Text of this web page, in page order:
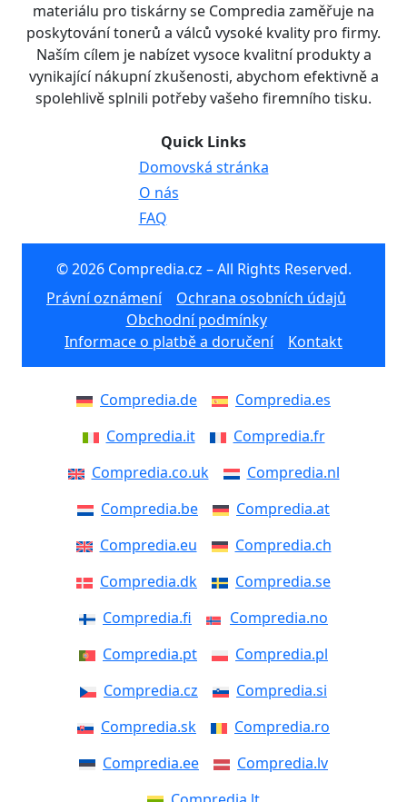
materiálu pro tiskárny se Compredia zaměřuje na
poskytování tonerů a válců vysoké kvality pro firmy.
Naším cílem je nabízet vysoce kvalitní produkty a
vynikající nákupní zkušenosti, abychom efektivně a
spolehlivě splnili potřeby vašeho firemního tisku.
Quick Links
Domovská stránka
O nás
FAQ
© 2026 Compredia.cz – All Rights Reserved.
Právní oznámení
Ochrana osobních údajů
Obchodní podmínky
Informace o platbě a doručení
Kontakt
Compredia.de
Compredia.es
Compredia.it
Compredia.fr
Compredia.co.uk
Compredia.nl
Compredia.be
Compredia.at
Compredia.eu
Compredia.ch
Compredia.dk
Compredia.se
Compredia.fi
Compredia.no
Compredia.pt
Compredia.pl
Compredia.cz
Compredia.si
Compredia.sk
Compredia.ro
Compredia.ee
Compredia.lv